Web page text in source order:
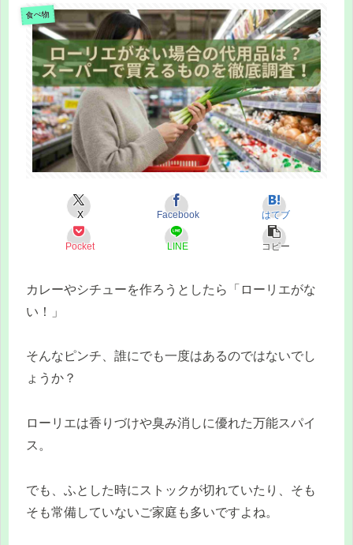
食べ物
X Facebook はてブ
Pocket LINE コピー
カレーやシチューを作ろうとしたら「ローリエがな
い！」
そんなピンチ、誰にでも一度はあるのではないでし
ょうか？
ローリエは香りづけや臭み消しに優れた万能スパイ
ス。
でも、ふとした時にストックが切れていたり、そも
そも常備していないご家庭も多いですよね。